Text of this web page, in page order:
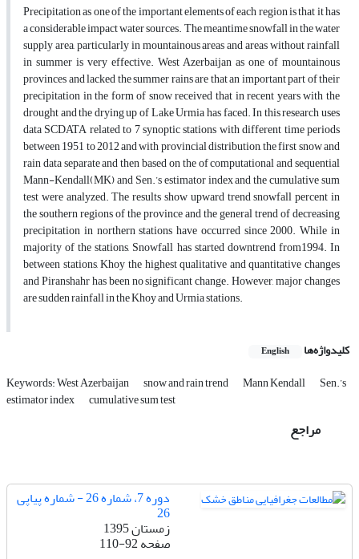
Precipitation as one of the important elements of each region is that it has
a considerable impact water sources. The meantime snowfall in the water
supply area, particularly in mountainous areas and areas without rainfall
in summer is very effective. West Azerbaijan as one of mountainous
provinces and lacked the summer rains are that an important part of their
precipitation in the form of snow received that in recent years with the
drought and the drying up of Lake Urmia has faced. In this research uses
data SCDATA related to 7 synoptic stations with different time periods
between 1951 to 2012 and with provincial distribution, the first snow and
rain data separate and then based on the of computational and sequential
Mann-Kendall(MK) and Sen.’s estimator index and the cumulative sum
test were analyzed. The results show upward trend snowfall percent in
the southern regions of the province and the general trend of decreasing
precipitation in northern stations have occurred since 2000. While in
majority of the stations, Snowfall has started downtrend from1994. In
between stations, Khoy the highest qualitative and quantitative changes
and Piranshahr has been no significant change. However, major changes
are sudden rainfall in the Khoy and Urmia stations.
کلیدواژه‌ها English
Keywords: West Azerbaijan snow and rain trend Mann Kendall Sen.’s
estimator index cumulative sum test
مراجع
دوره 7، شماره 26 - شماره پیاپی
26
زمستان 1395
صفحه110-92